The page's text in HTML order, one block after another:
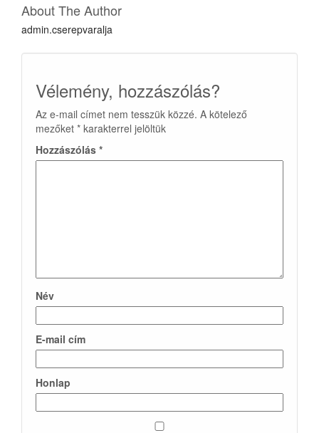
About The Author
admin.cserepvaralja
Vélemény, hozzászólás?
Az e-mail címet nem tesszük közzé. A kötelező
mezőket * karakterrel jelöltük
Hozzászólás *
Név
E-mail cím
Honlap